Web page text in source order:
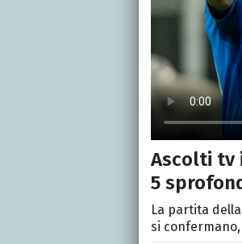
Ascolti tv
5
La partita
si